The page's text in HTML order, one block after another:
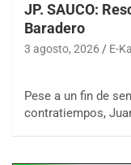
JP. SAUCO:
Baradero
3 agosto, 2026 E-
Pese a un fin de
contratiempos,
IAME SERIES